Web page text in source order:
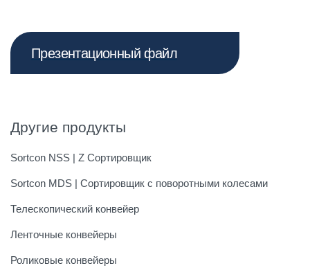
Презентационный файл
Другие продукты
Sortcon NSS | Z Сортировщик
Sortcon MDS | Сортировщик с поворотными колесами
Телескопический конвейер
Ленточные конвейеры
Роликовые конвейеры